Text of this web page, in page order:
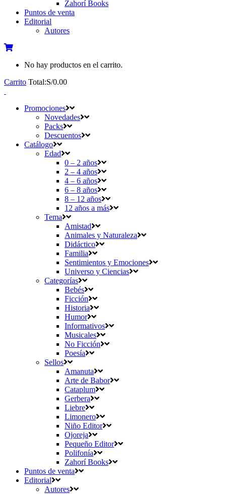
Zahorí Books
Puntos de venta
Editorial
Autores
No hay productos en el carrito.
Carrito Total:S/0.00
Promociones
Novedades
Packs
Descuentos
Catálogo
Edad
0 – 2 años
2 – 4 años
4 – 6 años
6 – 8 años
8 – 12 años
12 años a más
Tema
Amistad
Animales y Naturaleza
Didáctico
Familia
Sentimientos y Emociones
Universo y Ciencias
Categorías
Bebés
Ficción
Historia
Humor
Informativos
Musicales
No Ficción
Poesía
Sellos
Amanuta
Arte de Babor
Cataplum
Gerbera
Liebre
Limonero
Niño Editor
Ojoreja
Pequeño Editor
Polifonía
Zahorí Books
Puntos de venta
Editorial
Autores